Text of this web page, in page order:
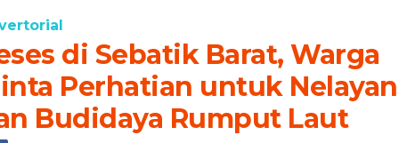
di Sebatik Barat, Warga
Perhatian untuk Nelayan
Budidaya Rumput Laut